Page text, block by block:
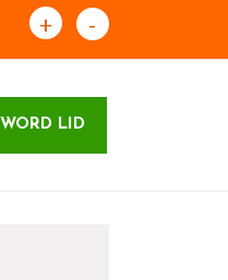
+ -
WORD LID